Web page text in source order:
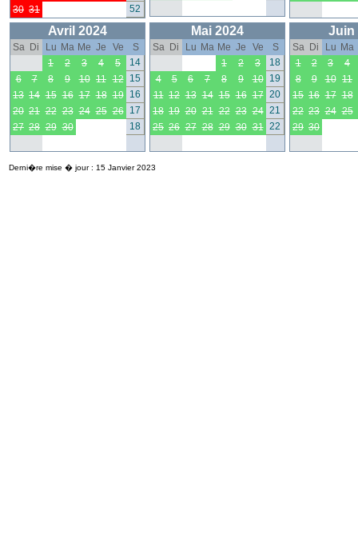
30 31 52
Avril 2024
Sa Di Lu Ma Me Je Ve
S
1
2 3 4 5
14
6
7 8 9 10 11 12
15
13 14 15 16 17 18 19
16
20 21 22 23 24 25 26
17
27 28 29 30 18
Mai 2024
Sa Di Lu Ma Me Je Ve
S
1
2 3
18
4
5 6 7 8 9 10
19
11 12 13 14 15 16 17 20
18 19 20 21 22 23 24 21
25 26 27 28 29 30 31 22
Juin
Sa Di Lu Ma
1
2 3
4
8
9 10 11
15 16 17 18
22 23 24 25
29 30
Derni�re mise � jour : 15 Janvier 2023